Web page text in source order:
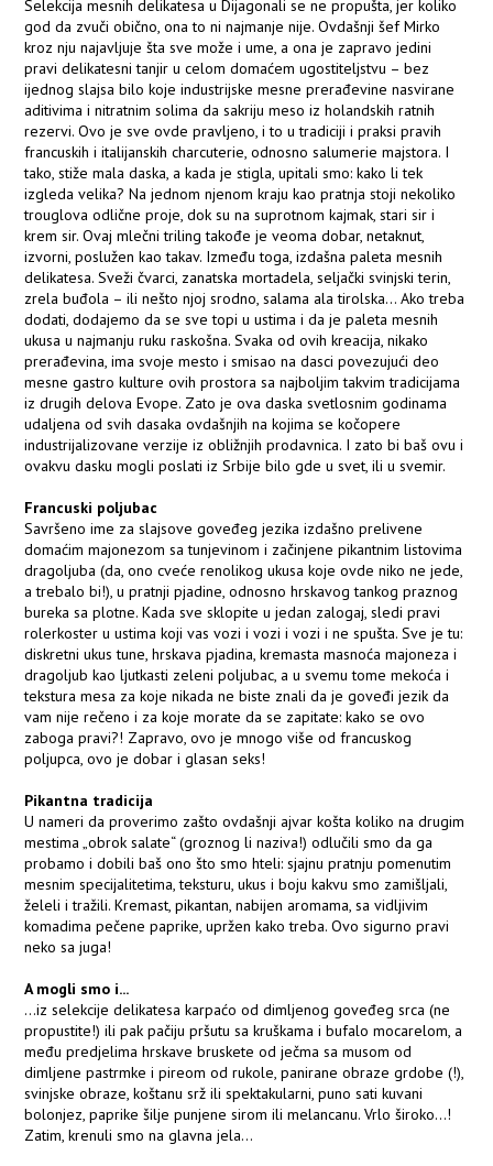
Selekcija mesnih delikatesa u Dijagonali se ne propušta, jer koliko
god da zvuči obično, ona to ni najmanje nije. Ovdašnji šef Mirko
kroz nju najavljuje šta sve može i ume, a ona je zapravo jedini
pravi delikatesni tanjir u celom domaćem ugostiteljstvu – bez
ijednog slajsa bilo koje industrijske mesne prerađevine nasvirane
aditivima i nitratnim solima da sakriju meso iz holandskih ratnih
rezervi. Ovo je sve ovde pravljeno, i to u tradiciji i praksi pravih
francuskih i italijanskih charcuterie, odnosno salumerie majstora. I
tako, stiže mala daska, a kada je stigla, upitali smo: kako li tek
izgleda velika? Na jednom njenom kraju kao pratnja stoji nekoliko
trouglova odlične proje, dok su na suprotnom kajmak, stari sir i
krem sir. Ovaj mlečni triling takođe je veoma dobar, netaknut,
izvorni, poslužen kao takav. Između toga, izdašna paleta mesnih
delikatesa. Sveži čvarci, zanatska mortadela, seljački svinjski terin,
zrela buđola – ili nešto njoj srodno, salama ala tirolska... Ako treba
dodati, dodajemo da se sve topi u ustima i da je paleta mesnih
ukusa u najmanju ruku raskošna. Svaka od ovih kreacija, nikako
prerađevina, ima svoje mesto i smisao na dasci povezujući deo
mesne gastro kulture ovih prostora sa najboljim takvim tradicijama
iz drugih delova Evope. Zato je ova daska svetlosnim godinama
udaljena od svih dasaka ovdašnjih na kojima se kočopere
industrijalizovane verzije iz obližnjih prodavnica. I zato bi baš ovu i
ovakvu dasku mogli poslati iz Srbije bilo gde u svet, ili u svemir.
Francuski poljubac
Savršeno ime za slajsove goveđeg jezika izdašno prelivene
domaćim majonezom sa tunjevinom i začinjene pikantnim listovima
dragoljuba (da, ono cveće renolikog ukusa koje ovde niko ne jede,
a trebalo bi!), u pratnji pjadine, odnosno hrskavog tankog praznog
bureka sa plotne. Kada sve sklopite u jedan zalogaj, sledi pravi
rolerkoster u ustima koji vas vozi i vozi i vozi i ne spušta. Sve je tu:
diskretni ukus tune, hrskava pjadina, kremasta masnoća majoneza i
dragoljub kao ljutkasti zeleni poljubac, a u svemu tome mekoća i
tekstura mesa za koje nikada ne biste znali da je goveđi jezik da
vam nije rečeno i za koje morate da se zapitate: kako se ovo
zaboga pravi?! Zapravo, ovo je mnogo više od francuskog
poljupca, ovo je dobar i glasan seks!
Pikantna tradicija
U nameri da proverimo zašto ovdašnji ajvar košta koliko na drugim
mestima „obrok salate“ (groznog li naziva!) odlučili smo da ga
probamo i dobili baš ono što smo hteli: sjajnu pratnju pomenutim
mesnim specijalitetima, teksturu, ukus i boju kakvu smo zamišljali,
želeli i tražili. Kremast, pikantan, nabijen aromama, sa vidljivim
komadima pečene paprike, upržen kako treba. Ovo sigurno pravi
neko sa juga!
A mogli smo i...
...iz selekcije delikatesa karpaćo od dimljenog goveđeg srca (ne
propustite!) ili pak pačiju pršutu sa kruškama i bufalo mocarelom, a
među predjelima hrskave bruskete od ječma sa musom od
dimljene pastrmke i pireom od rukole, panirane obraze grdobe (!),
svinjske obraze, koštanu srž ili spektakularni, puno sati kuvani
bolonjez, paprike šilje punjene sirom ili melancanu. Vrlo široko...!
Zatim, krenuli smo na glavna jela...